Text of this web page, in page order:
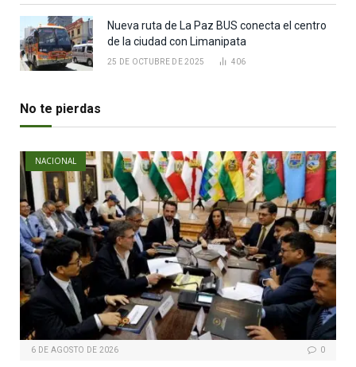
Nueva ruta de La Paz BUS conecta el centro
de la ciudad con Limanipata
25 DE OCTUBRE DE 2025 406
No te pierdas
NACIONAL
6 DE AGOSTO DE 2026 0